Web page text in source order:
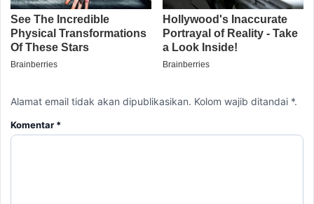
Alamat email tidak akan dipublikasikan. Kolom wajib ditandai *.
Komentar *